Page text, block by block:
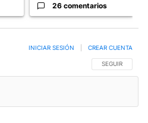
26 comentarios
SIGA ESTA
SEGUIR
INICIAR SESIÓN CREAR CUENTA